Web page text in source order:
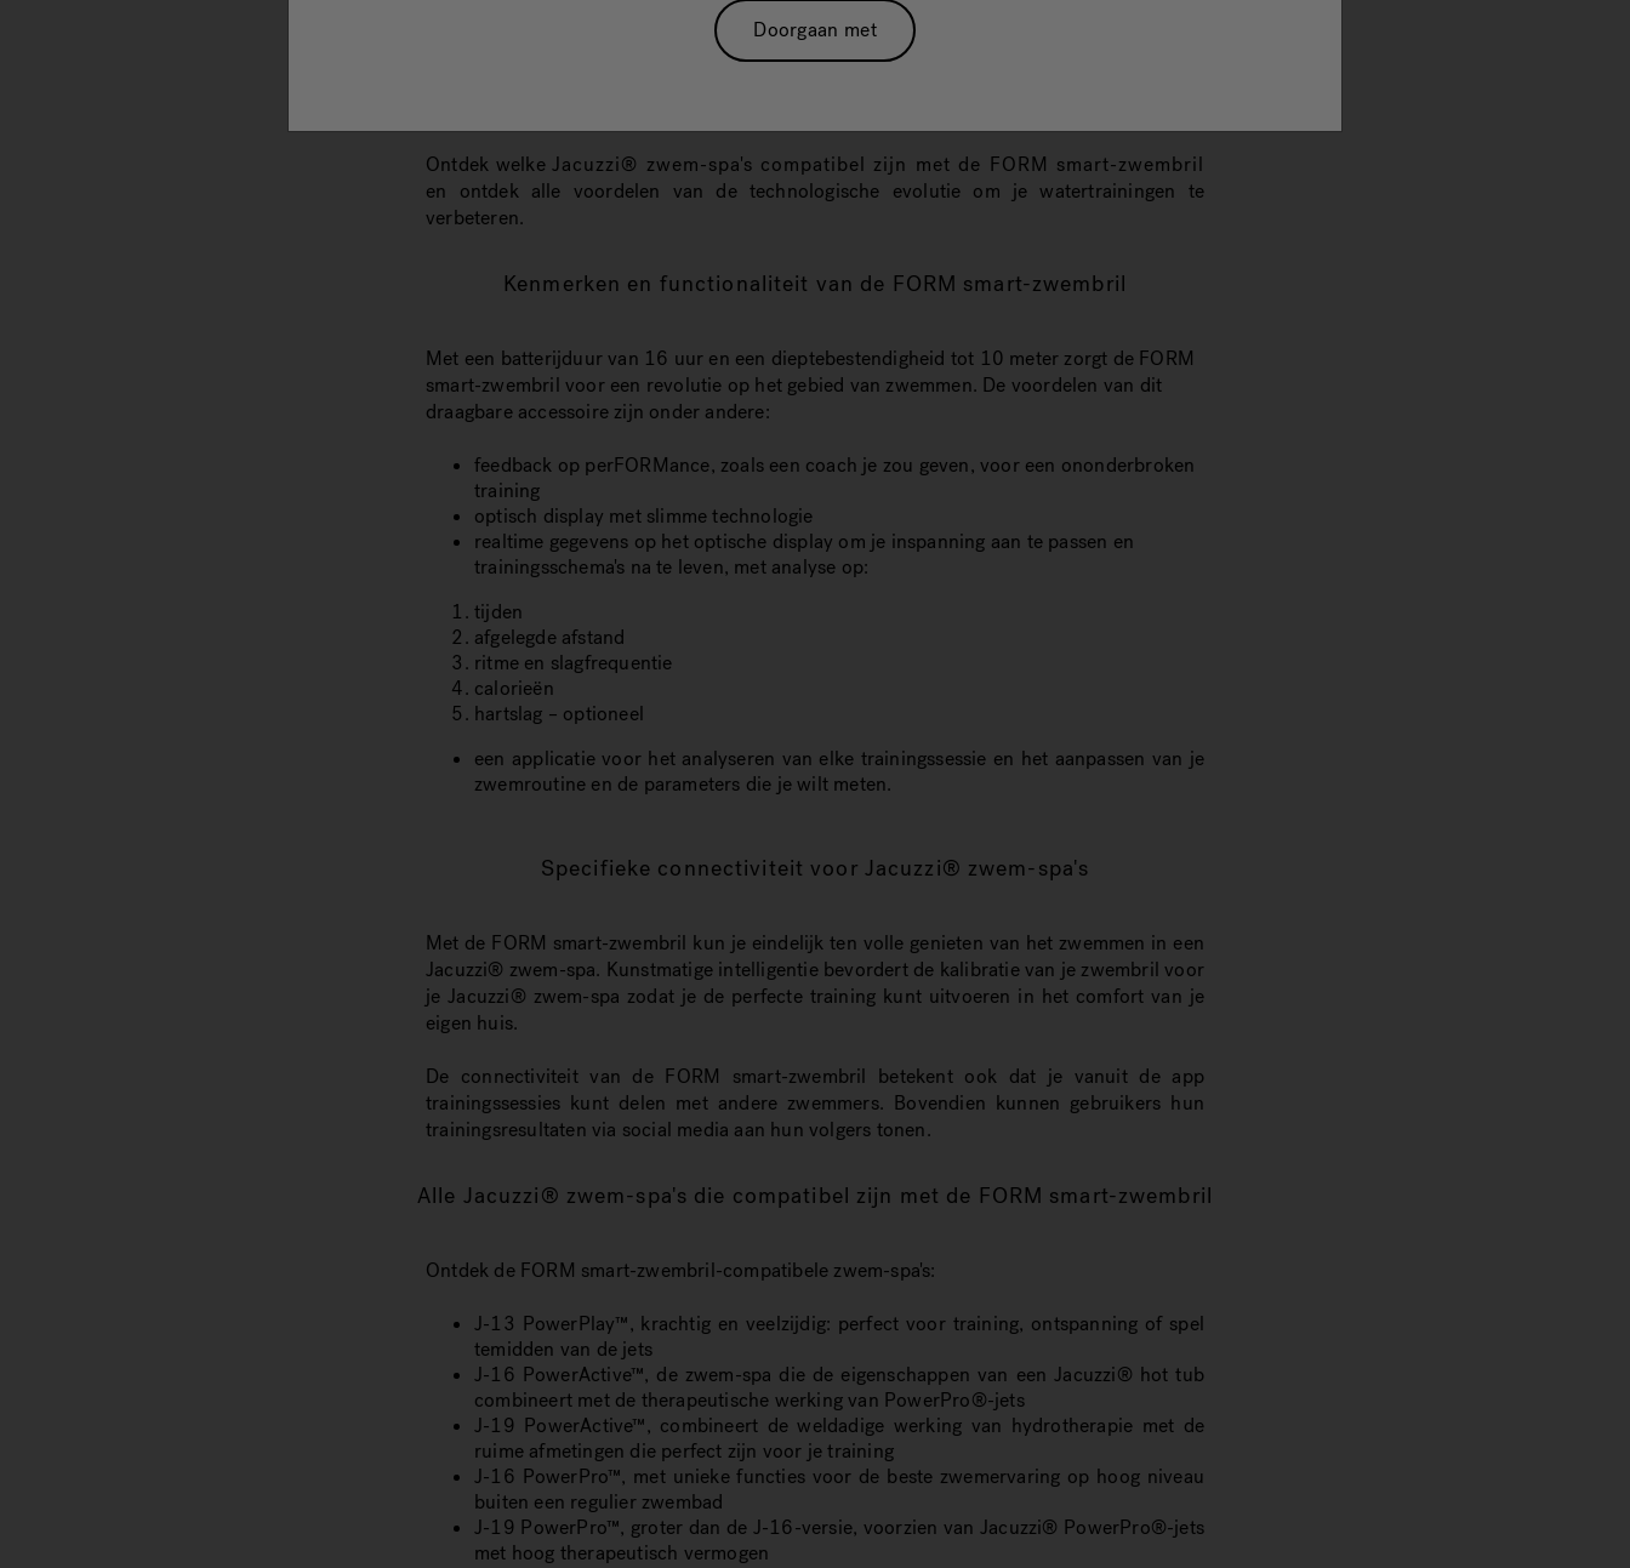
iedereen, ontspanning voor sommigen en – nog belangrijker – perFORMance voor velen.
En dit alles kan worden omgezet in een exclusieve, verrijkende en aanpasbare
Ontdek welkeJacuzzi® zwem-spa's compatibel zijn met de FORM smart-zwembril
en ontdek alle voordelen van de technologische evolutie om je watertrainingen te
verbeteren.
Kenmerken en functionaliteit van de FORM smart-zwembril
Met een batterijduur van 16 uur en een dieptebestendigheid tot 10 meter zorgt de FORM
smart-zwembril voor een revolutie op het gebied van zwemmen. De voordelen van dit
draagbare accessoire zijn onder andere:
feedback op perFORMance, zoals een coach je zou geven, voor een ononderbroken
training
optisch display met slimme technologie
realtime gegevens op het optische display om je inspanning aan te passen en
trainingsschema's na te leven, met analyse op:
tijden
afgelegde afstand
ritme en slagfrequentie
calorieën
hartslag – optioneel
een applicatie voor het analyseren van elke trainingssessie en het aanpassen van je
zwemroutine en de parameters die je wilt meten.
Specifieke connectiviteit voor Jacuzzi® zwem-spa's
Met de FORM smart-zwembril kun je eindelijk ten volle genieten van het zwemmen in een
Jacuzzi® zwem-spa. Kunstmatige intelligentie bevordert de kalibratie van je zwembril voor
je Jacuzzi® zwem-spa zodat je de perfecte training kunt uitvoeren in het comfort van je
eigen huis.
De connectiviteit van de FORM smart-zwembril betekent ook dat je vanuit de app
trainingssessies kunt delen met andere zwemmers. Bovendien kunnen gebruikers hun
trainingsresultaten via social media aan hun volgers tonen.
Alle Jacuzzi® zwem-spa's die compatibel zijn met de FORM smart-zwembril
Ontdek de FORM smart-zwembril-compatibele zwem-spa's:
J-13 PowerPlay™, krachtig en veelzijdig: perfect voor training, ontspanning of spel
temidden van de jets
J-16 PowerActive™, de zwem-spa die de eigenschappen van een Jacuzzi® hot tub
combineert met de therapeutische werking van PowerPro®-jets
J-19 PowerActive™, combineert de weldadige werking van hydrotherapie met de
ruime afmetingen die perfect zijn voor je training
J-16 PowerPro™, met unieke functies voor de beste zwemervaring op hoog niveau
buiten een regulier zwembad
J-19 PowerPro™, groter dan de J-16-versie, voorzien van Jacuzzi® PowerPro®-jets
met hoog therapeutisch vermogen
Doorgaan met